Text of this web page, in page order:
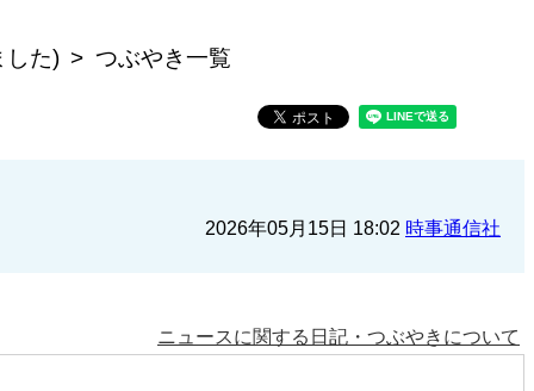
した) つぶやき一覧
2026年05月15日 18:02 時事通信社
ニュースに関する日記・つぶやきについて